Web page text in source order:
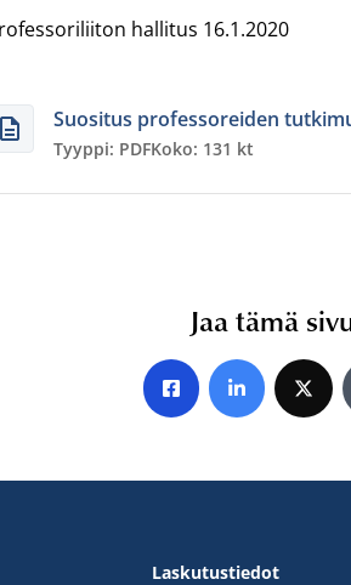
hallitus 16.1.2020
Suositus professoreiden
Tyyppi: PDFKoko: 131 kt
Jaa tämä
Jaa Facebookissa
Jaa Jaa
Laskutustiedot